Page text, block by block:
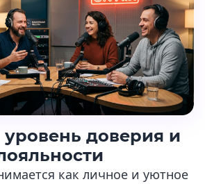
доверия и
как личное и уютное